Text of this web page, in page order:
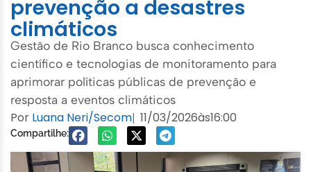
prevenção a desastres
climáticos
Gestão de Rio Branco busca conhecimento
científico e tecnologias de monitoramento para
aprimorar políticas públicas de prevenção e
resposta a eventos climáticos
Por Luana Neri/Secom| 11/03/2026às16:00
Compartilhe: